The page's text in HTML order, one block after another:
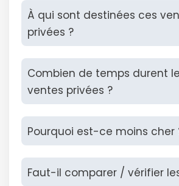
À qui sont destinées ces
privées ?
Combien de temps durent
ventes privées ?
Pourquoi est-ce moins cher
Faut-il comparer / vérifier